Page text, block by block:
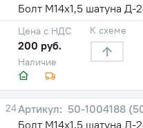
Болт М14х1,5 шатуна Д-
Наличие
Цена с НДС
200 руб.
К схеме
24
50-1004188
Болт М14х1,5 шатуна